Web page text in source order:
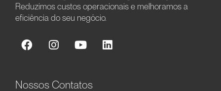
Reduzimos custos operacionais e melhoramos a
eficiência do seu negócio.
Nossos Contatos